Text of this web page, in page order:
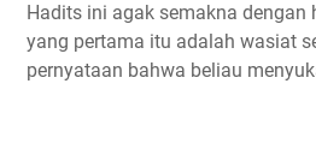
Hadits ini agak semakna dengan
yang pertama itu adalah wasiat
pernyataan bahwa beliau